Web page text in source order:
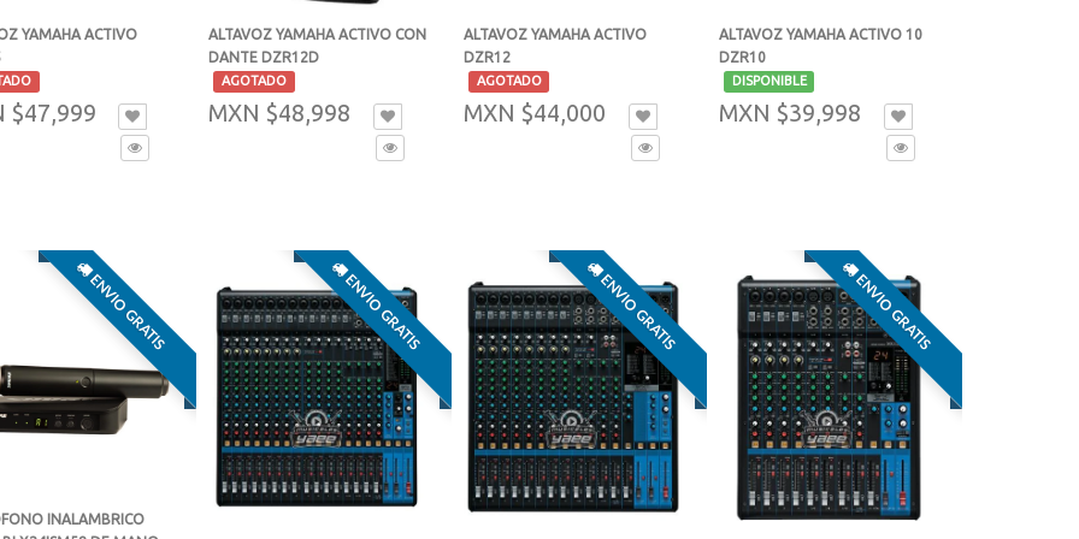
YAMAHA ACTIVO
$47,999
ALTAVOZ YAMAHA ACTIVO CON
DANTE DZR12D
AGOTADO
MXN $48,998
ALTAVOZ YAMAHA ACTIVO
DZR12
AGOTADO
MXN $44,000
ALTAVOZ YAMAHA ACTIVO 10
DZR10
DISPONIBLE
MXN $39,998
ENVIO GRATIS
INALAMBRICO
ENVIO GRATIS ENVIO GRATIS ENVIO GRATIS